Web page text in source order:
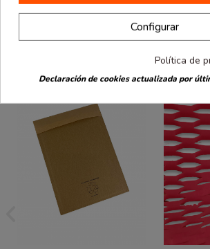
16 productos en la misma
Configurar
Política de
Declaración de cookies actualizada por